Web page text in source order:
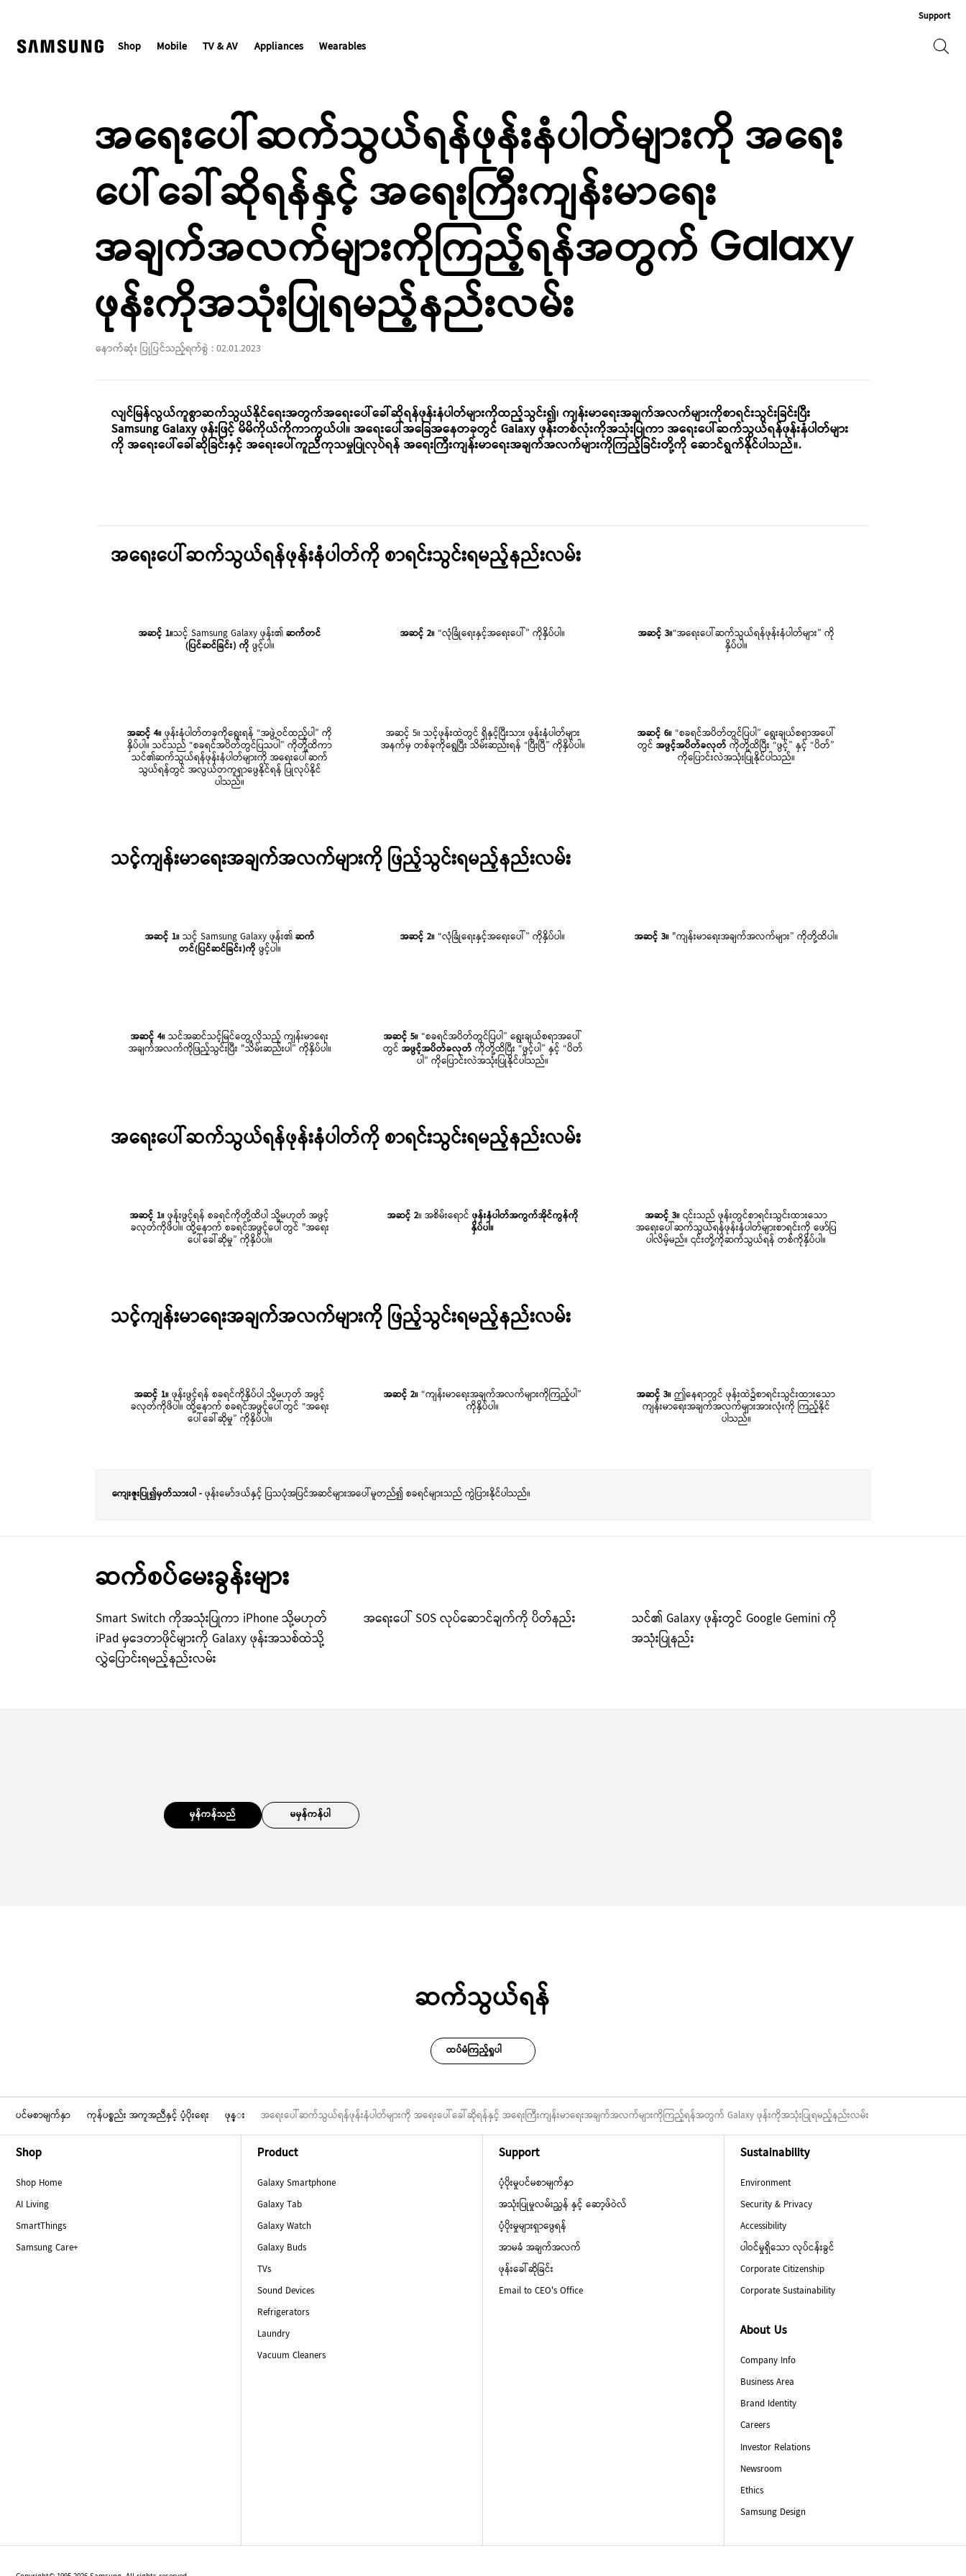
Shop Mobile TV & AV Appliances Wearables
Support
အရေးပေါ်ဆက်သွယ်ရန်ဖုန်းနံပါတ်များကို အရေး
ပေါ်ခေါ်ဆိုရန်နှင့် အရေးကြီးကျန်းမာရေး
အချက်အလက်များကိုကြည့်ရန်အတွက် Galaxy
ဖုန်းကိုအသုံးပြုရမည့်နည်းလမ်း
နောက်ဆုံး ပြုပြင်သည့်ရက်စွဲ :02.01.2023
လျင်မြန်လွယ်ကူစွာဆက်သွယ်နိုင်ရေးအတွက်အရေးပေါ်ခေါ်ဆိုရန်ဖုန်းနံပါတ်များကိုထည့်သွင်း၍၊ ကျန်းမာရေးအချက်အလက်များကိုစာရင်းသွင်းခြင်းပြီး
Samsung Galaxy ဖုန်းဖြင့် မိမိကိုယ်ကိုကာကွယ်ပါ။ အရေးပေါ်အခြေအနေတခုတွင် Galaxy ဖုန်းတစ်လုံးကိုအသုံးပြုကာ အရေးပေါ်ဆက်သွယ်ရန်ဖုန်းနံပါတ်များ
ကို အရေးပေါ်ခေါ်ဆိုခြင်းနှင့် အရေးပေါ်ကူညီကုသမှုပြုလုပ်ရန် အရေးကြီးကျန်းမာရေးအချက်အလက်များကိုကြည့်ခြင်းတို့ကို ဆောင်ရွက်နိုင်ပါသည်။.
အရေးပေါ်ဆက်သွယ်ရန်ဖုန်းနံပါတ်ကို စာရင်းသွင်းရမည့်နည်းလမ်း
အဆင့် 1။သင့် Samsung Galaxy ဖုန်း၏ဆက်တင်
(ပြင်ဆင်ခြင်း) ကို ဖွင့်ပါ။
အဆင့် 2။“လုံခြုံရေးနှင့်အရေးပေါ်” ကိုနှိပ်ပါ။ အဆင့် 3။“အရေးပေါ်ဆက်သွယ်ရန်ဖုန်းနံပါတ်များ” ကို
နှိပ်ပါ။
အဆင့် 4။ဖုန်းနံပါတ်တခုကိုရွေးရန် “အဖွဲ့ဝင်ထည့်ပါ” ကို
နှိပ်ပါ။ သင်သည် “စခရင်အပိတ်တွင်ပြသပါ” ကိုတို့ထိကာ
သင်၏ဆက်သွယ်ရန်ဖုန်းနံပါတ်များကို အရေးပေါ်ဆက်
သွယ်ရန်တွင် အလွယ်တကူရှာဖွေနိုင်ရန် ပြုလုပ်နိုင်
ပါသည်။
အဆင့် 5။ သင့်ဖုန်းထဲတွင် ရှိနှင့်ပြီးသား ဖုန်းနံပါတ်များ
အနက်မှ တစ်ခုကိုရွေပြီး သိမ်းဆည်းရန် “ပြီးပြီ” ကိုနှိပ်ပါ။
အဆင့် 6။“စခရင်အပိတ်တွင်ပြပါ” ရွေးချယ်စရာအပေါ်
တွင်အဖွင့်အပိတ်ခလုတ် ကိုတို့ထိပြီး “ဖွင့်” နှင့် “ပိတ်”
ကိုပြောင်းလဲအသုံးပြုနိုင်ပါသည်။
သင့်ကျန်းမာရေးအချက်အလက်များကို ဖြည့်သွင်းရမည့်နည်းလမ်း
အဆင့် 1။သင့် Samsung Galaxy ဖုန်း၏ဆက်
တင်(ပြင်ဆင်ခြင်း)ကို ဖွင့်ပါ။
အဆင့် 2။“လုံခြုံရေးနှင့်အရေးပေါ်” ကိုနှိပ်ပါ။ အဆင့် 3။"ကျန်းမာရေးအချက်အလက်များ” ကိုတို့ထိပါ။
အဆင့် 4။သင်အဆင်သင့်မြင်တွေ့လိုသည့် ကျန်းမာရေး
အချက်အလက်ကိုဖြည့်သွင်းပြီး "သိမ်းဆည်းပါ” ကိုနှိပ်ပါ။
အဆင့် 5။“စခရင်အပိတ်တွင်ပြပါ” ရွေးချယ်စရာအပေါ်
တွင် အဖွင့်အပိတ်ခလုတ် ကိုတို့ထိပြီး “ဖွင့်ပါ” နှင့် “ပိတ်
ပါ” ကိုပြောင်းလဲအသုံးပြုနိုင်ပါသည်။
အရေးပေါ်ဆက်သွယ်ရန်ဖုန်းနံပါတ်ကို စာရင်းသွင်းရမည့်နည်းလမ်း
အဆင့် 1။ဖုန်းဖွင့်ရန် စခရင်ကိုတို့ထိပါ သို့မဟုတ် အဖွင့်
ခလုတ်ကိုဖိပါ။ ထို့နောက် စခရင်အဖွင့်ပေါ်တွင် "အရေး
ပေါ်ခေါ်ဆိုမှု” ကိုနှိပ်ပါ။
အဆင့် 2။ အစိမ်းရောင် ဖုန်းနံပါတ်အကွက်အိုင်ကွန်ကို
နှိပ်ပါ။
အဆင့် 3။၎င်းသည် ဖုန်းတွင်စာရင်းသွင်းထားသော
အရေးပေါ်ဆက်သွယ်ရန်ဖုန်းနံပါတ်များစာရင်းကို ဖော်ပြ
ပါလိမ့်မည်။ ၎င်းတို့ကိုဆက်သွယ်ရန် တစ်ကိုနှိပ်ပါ။
သင့်ကျန်းမာရေးအချက်အလက်များကို ဖြည့်သွင်းရမည့်နည်းလမ်း
အဆင့် 1။ဖုန်းဖွင့်ရန် စခရင်ကိုနှိပ်ပါ သို့မဟုတ် အဖွင့်
ခလုတ်ကိုဖိပါ။ ထို့နောက် စခရင်အဖွင့်ပေါ်တွင် “အရေး
ပေါ်ခေါ်ဆိုမှု” ကိုနှိပ်ပါ။
အဆင့် 2။“ကျန်းမာရေးအချက်အလက်များကိုကြည့်ပါ”
ကိုနှိပ်ပါ။
အဆင့် 3။ဤနေရာတွင် ဖုန်းထဲ၌စာရင်းသွင်းထားသော
ကျန်းမာရေးအချက်အလက်များအားလုံးကို ကြည့်နိုင်
ပါသည်။
ကျေးဇူးပြု၍မှတ်သားပါ -ဖုန်းမော်ဒယ်နှင့် ပြသပုံအပြင်အဆင်များအပေါ်မူတည်၍ စခရင်များသည် ကွဲပြားနိုင်ပါသည်။
ဆက်စပ်မေးခွန်းများ
Smart Switch ကိုအသုံးပြုကာ iPhone သို့မဟုတ်
iPad မှဒေတာဖိုင်များကို Galaxy ဖုန်းအသစ်ထဲသို့
လွှဲပြောင်းရမည့်နည်းလမ်း
အရေးပေါ် SOS လုပ်ဆောင်ချက်ကို ပိတ်နည်း
သင်၏ Galaxy ဖုန်းတွင် Google Gemini ကို
အသုံးပြုနည်း
မှန်ကန်သည် မမှန်ကန်ပါ
ဆက်သွယ်ရန်
ထပ်မံကြည့်ရှုပါ
ပင်မစာမျက်နှာ ကုန်ပစ္စည်း အကူအညီနှင့် ပံ့ပိုးရေး ဖုန္း အရေးပေါ်ဆက်သွယ်ရန်ဖုန်းနံပါတ်များကို အရေးပေါ်ခေါ်ဆိုရန်နှင့် အရေးကြီးကျန်းမာရေးအချက်အလက်များကိုကြည့်ရန်အတွက် Galaxy ဖုန်းကိုအသုံးပြုရမည့်နည်းလမ်း
Shop
Shop Home
AI Living
SmartThings
Samsung Care+
Product
Galaxy Smartphone
Galaxy Tab
Galaxy Watch
Galaxy Buds
TVs
Sound Devices
Refrigerators
Laundry
Vacuum Cleaners
Support
ပံ့ပိုးမှုပင်မစာမျက်နှာ
အသုံးပြုမှုလမ်းညွှန် နှင့် ဆော့ဖ်ဝဲလ်
ပံ့ပိုးမှုများရှာဖွေရန်
အာမခံ အချက်အလက်
ဖုန်းခေါ်ဆိုခြင်း
Email to CEO's Office
Sustainability
Environment
Security & Privacy
Accessibility
ပါဝင်မှုရှိသော လုပ်ငန်းခွင်
Corporate Citizenship
Corporate Sustainability
About Us
Company Info
Business Area
Brand Identity
Careers
Investor Relations
Newsroom
Ethics
Samsung Design